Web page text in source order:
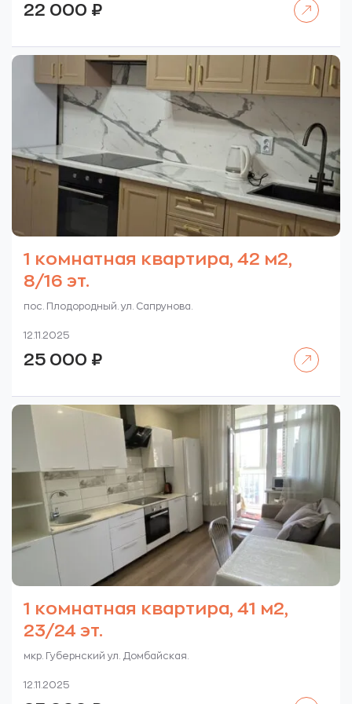
22 000 ₽
1 комнатная квартира, 42 м2,
8/16 эт.
пос. Плодородный. ул. Сапрунова.
12.11.2025
25 000 ₽
1 комнатная квартира, 41 м2,
23/24 эт.
мкр. Губернский ул. Домбайская.
12.11.2025